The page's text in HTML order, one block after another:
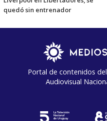
quedó sin entrenador
Portal de contenidos
Audiovisual